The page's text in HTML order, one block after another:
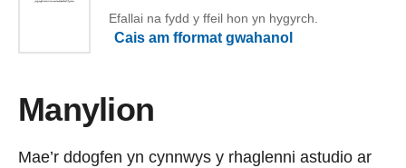
Efallai na fydd y ffeil hon yn hygyrch.
Cais am fformat gwahanol
Manylion
Mae’r ddogfen yn cynnwys y rhaglenni astudio ar